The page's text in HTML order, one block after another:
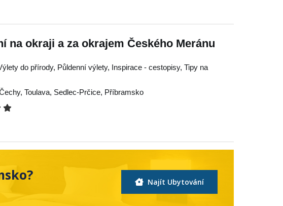
na okraji a za okrajem Českého Meránu
do přírody, Půldenní výlety, Inspirace - cestopisy, Tipy na
, Toulava, Sedlec-Prčice, Příbramsko
Najít Ubytování